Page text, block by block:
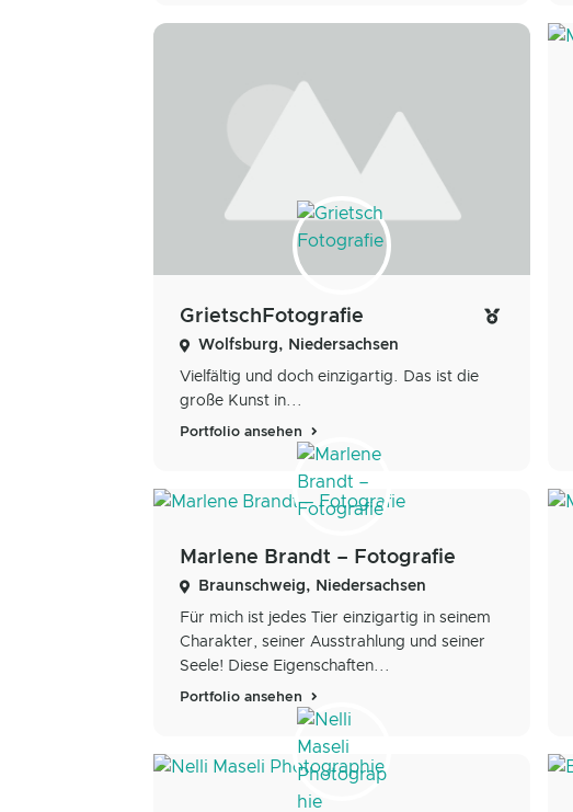
GrietschFotografie
Wolfsburg, Niedersachsen
Vielfältig und doch einzigartig. Das ist die
große Kunst in...
Portfolio ansehen
Marlene Brandt – Fotografie
Braunschweig, Niedersachsen
Für mich ist jedes Tier einzigartig in seinem
Charakter, seiner Ausstrahlung und seiner
Seele! Diese Eigenschaften...
Portfolio ansehen